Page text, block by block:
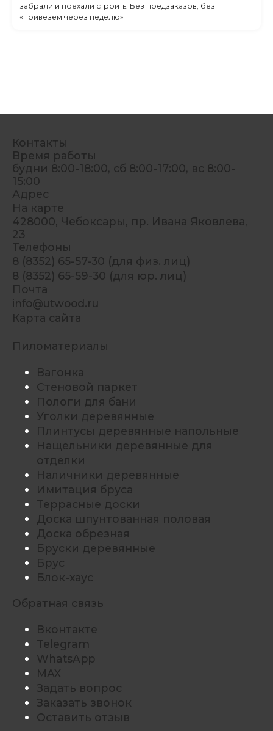
забрали и поехали строить. Без предзаказов, без
«привезём через неделю»
Контакты
Время работы
будни 8:00-18:00, сб 8:00-17:00, вс 8:00-
15:00
Адрес
На карте
428000, Чебоксары, пр. Ивана Яковлева,
23
Телефоны
8 (8352) 65-57-30 (для физ. лиц)
8 (8352) 65-59-30 (для юр. лиц)
Почта
info@utwood.ru
Карта сайта
Пиломатериалы
Вагонка
Стеновой паркет
Пологи для бани
Уголки деревянные
Плинтусы деревянные напольные
Нащельники деревянные для
отделки
Наличники деревянные
Имитация бруса
Террасные доски
Доска шпунтованная половая
Доска обрезная
Бруски деревянные
Брус
Блок-хаус
Обратная связь
Вконтакте
Telegram
WhatsApp
MAX
Задать вопрос
Заказать звонок
Оставить отзыв